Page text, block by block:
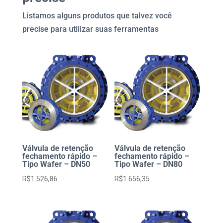
Cabeçote
quantidade
Listamos alguns produtos que talvez você
precise para utilizar suas ferramentas
Válvula de retenção
fechamento rápido –
Tipo Wafer – DN50
R$1.526,86
Válvula de retenção
fechamento rápido –
Tipo Wafer – DN80
R$1.656,35